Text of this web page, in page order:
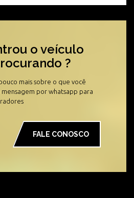
o veículo
?
mais sobre o que você
por whatsapp para
FALE CONOSCO